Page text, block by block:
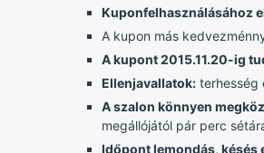
Kuponfelhasználásához
A kupon más
A kupont 2015.11.20-ig
Ellenjavallatok: terhesség
A szalon könnyen
megállójától pár perc
Időpont lemondás, késés